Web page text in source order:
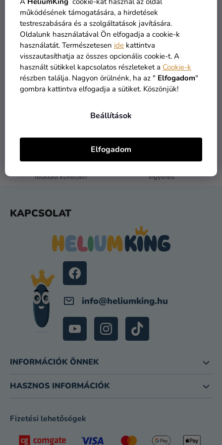
működésének támogatására, a hirdetések
testreszabására és a szolgáltatások javítására.
Oldalunk használatával Ön elfogadja a cookie-k
használatát. Természetesen ide kattintva
visszautasíthatja az összes opcionális cookie-t. A
használt sütikkel kapcsolatos részleteket a Cookie-k
részben találja. Nagyon örülnénk, ha az " Elfogadom"
gombra kattintva elfogadja a sütiket. Köszönjük!
Beállítások
Elfogadom
Kreatív
kellékek
Témák
Személyre
szabott
termékek
VÁSÁRLÁS FOLYTATÁSA
több mint 30.000 termék
19 900 ft felett kínáljuk
feladást követően
ingyenes
KAPCSOLAT
info@heliumking.hu
INFORMÁCIÓK ÖNNEK
HASZNOS INFORMÁCIÓK
Fizetési lehetőségek